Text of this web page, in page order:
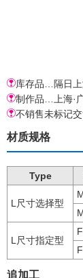
库存品…隔日
制作品…上海·
不销售未标记交
材质规格
Type
L尺寸选择型
L尺寸指定型
追加工